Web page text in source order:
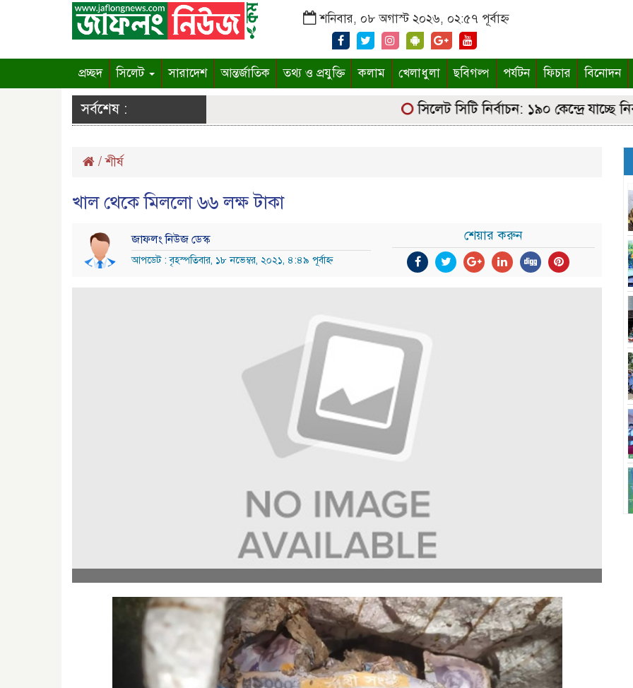
শনিবার, ০৮ অগাস্ট ২০২৬, ০২:৫৭ পূর্বাহ্ন
প্রচ্ছদ সিলেট সারাদেশ আন্তর্জাতিক তথ্য ও প্রযুক্তি কলাম খেলাধুলা ছবিগল্প পর্যটন ফিচার বিনোদন
সর্বশেষ : সিলেট সিটি নির্বাচন: ১৯০ কেন্দ্রে যাচ্ছে
/শীর্ষ
খাল থেকে মিললো ৬৬ লক্ষ টাকা
জাফলং নিউজ ডেস্ক
আপডেট : বৃহস্পতিবার, ১৮ নভেম্বর, ২০২১, ৪:৪৯ পূর্বাহ্ন
শেয়ার করুন